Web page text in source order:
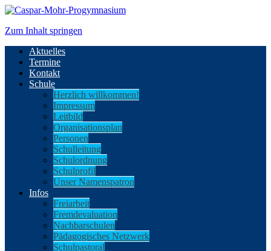
Zum Inhalt springen
Aktuelles
Termine
Kontakt
Schule
Herzlich willkommen!
Impressum
Leitbild
Organisationsplan
Personen
Schulleitung
Schulordnung
Schulprofil
Unser Namenspatron
Infos
Freiarbeit
Fremdevaluation
Nachbarschulen
Pädagogisches Netzwerk
Schulpastoral